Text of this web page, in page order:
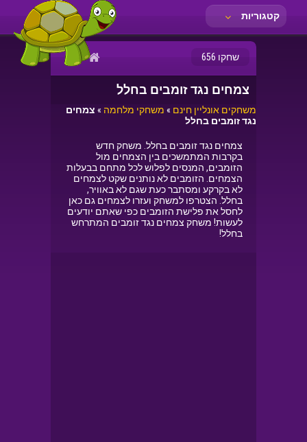
קטגוריות
שחקו 656
צמחים נגד זומבים בחלל
משחקים אונליין חינם » משחקי מלחמה » צמחים
נגד זומבים בחלל
צמחים נגד זומבים בחלל. משחק חדש
בקרבות המתמשכים בין הצמחים מול
הזומבים, המנסים לפלוש לכל מתחם בבעלות
הצמחים. הזומבים לא נותנים שקט לצמחים
לא בקרקע ומסתבר כעת שגם לא באוויר,
בחלל. הצטרפו למשחק ועזרו לצמחים גם כאן
לחסל את פלישת הזומבים כפי שאתם יודעים
לעשות! משחק צמחים נגד זומבים המתרחש
בחלל!